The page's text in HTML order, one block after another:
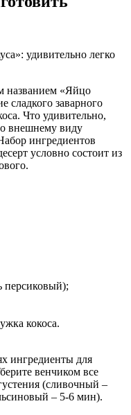
названием «Яйцо
сладкого заварного
Что удивительно,
внешнему виду
ингредиентов
условно состоит из
персиковый);
кокоса.
ингредиенты для
венчиком все
(сливочный –
– 5-6 мин).